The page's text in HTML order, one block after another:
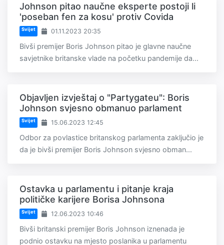
Johnson pitao naučne eksperte postoji li
'poseban fen za kosu' protiv Covida
Svijet 01.11.2023 20:35
Bivši premijer Boris Johnson pitao je glavne naučne
savjetnike britanske vlade na početku pandemije da...
Objavljen izvještaj o "Partygateu": Boris
Johnson svjesno obmanuo parlament
Svijet 15.06.2023 12:45
Odbor za povlastice britanskog parlamenta zaključio je
da je bivši premijer Boris Johnson svjesno obman...
Ostavka u parlamentu i pitanje kraja
političke karijere Borisa Johnsona
Svijet 12.06.2023 10:46
Bivši britanski premijer Boris Johnson iznenada je
podnio ostavku na mjesto poslanika u parlamentu